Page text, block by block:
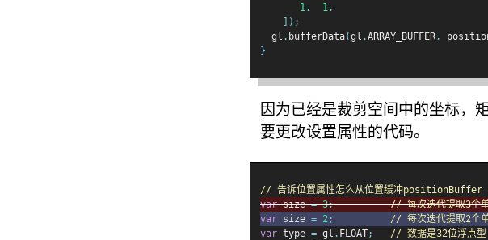
1 , 1 ,
]);
  gl
. bufferData(gl .ARRAY_BUFFER ,
}
因为已经是裁剪空间中的坐标，
要更改设置属性的代码。
// 告诉位置属性怎么从位置缓冲positionBuffer
var size = 3;
// 每次迭代提取3个
var size = 2 ;
// 每次迭代提取2个
var type = gl . FLOAT;
// 数据是32位浮点型